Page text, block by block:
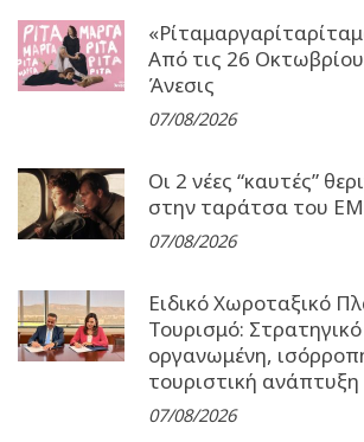
Από τις 26
Άνεσις
07/08/2026
Οι 2 νέες “καυτές”
στην ταράτσα του
07/08/2026
Ειδικό Χωροταξικό
Τουρισμό: Στρατηγικό
οργανωμένη,
τουριστική ανάπτυξη
07/08/2026